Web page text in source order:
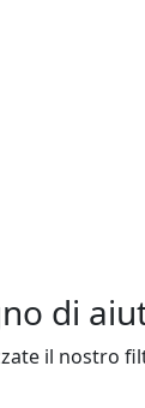
di
il nostro